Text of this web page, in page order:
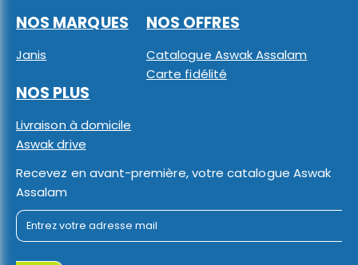
NOS MARQUES
Janis
NOS OFFRES
Catalogue Aswak Assalam
Carte fidélité
NOS PLUS
Livraison à domicile
Aswak drive
Recevez en avant-première, votre catalogue Aswak
Assalam